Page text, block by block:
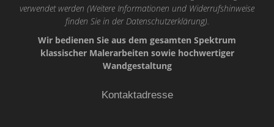
verwendet werden (Weitere Informationen und Widerrufshinweise
finden Sie in der Datenschutzerklärung).
Wir bedienen Sie aus dem gesamten Spektrum
klassischer Malerarbeiten sowie hochwertiger
Wandgestaltung
Kontaktadresse